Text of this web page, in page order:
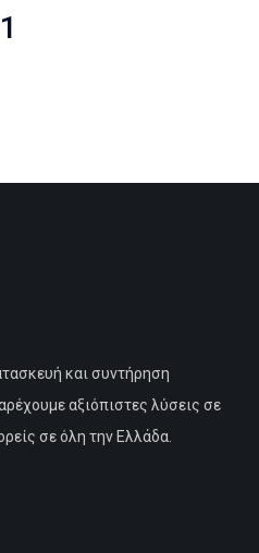
και συντήρηση
αξιόπιστες λύσεις σε
σε όλη την Ελλάδα.